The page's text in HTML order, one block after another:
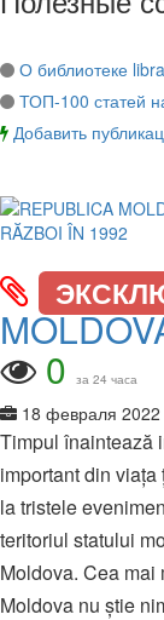
О библиотеке
ТОП-100 статей
Добавить
0 за 24 часа
18 февраля 2022
Timpul înaintează
important din
la tristele
teritoriul statului
Moldova. Cea
Moldova nu știe